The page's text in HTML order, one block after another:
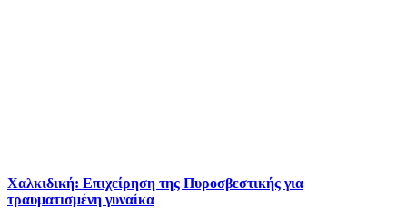
Χαλκιδική: Επιχείρηση της Πυροσβεστικής για
τραυματισμένη γυναίκα